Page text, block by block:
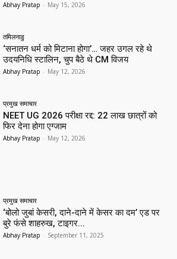
Abhay Pratap - May 15, 2026
तमिलनाडु
‘सनातन धर्म को मिटाना होगा’… जहर उगल रहे थे
उदयनिधि स्टालिन, चुप बैठे थे CM विजय
Abhay Pratap - May 12, 2026
प्रमुख समाचार‎
NEET UG 2026 परीक्षा रद्द: 22 लाख छात्रों को
फिर देना होगा एग्जाम
Abhay Pratap - May 12, 2026
प्रमुख समाचार‎
‘बोलो जुबां केसरी, दाने-दाने में केसर का दम’ एड पर
बुरे फंसे शाहरुख, टाइगर...
Abhay Pratap - September 11, 2025